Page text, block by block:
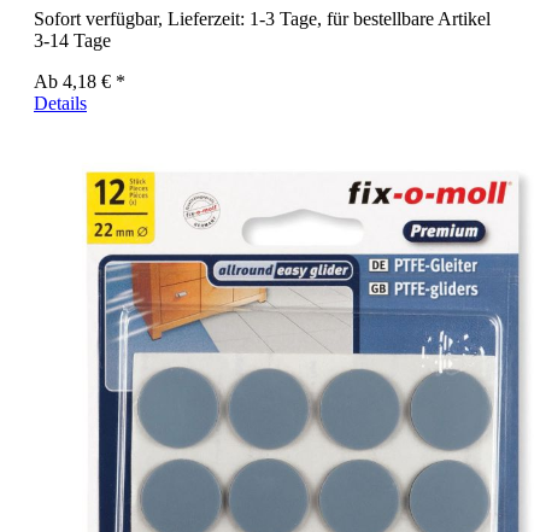
Sofort verfügbar, Lieferzeit: 1-3 Tage, für bestellbare Artikel
3-14 Tage
Ab 4,18 € *
Details